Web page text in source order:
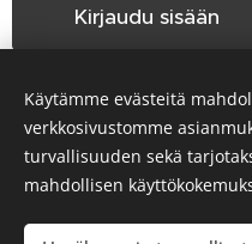
Kirjaudu sisään
Unohditko salasanasi?
Hakunilan Seudun
Käytämme evästeitä
verkkosivustomme
turvallisuuden sekä
mahdollisen